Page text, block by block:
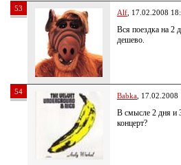
53 Alf , 17.02.2008
Вся поездка на 2
дешево.
54 Babka ,
В смысле 2 дня и
концерт?